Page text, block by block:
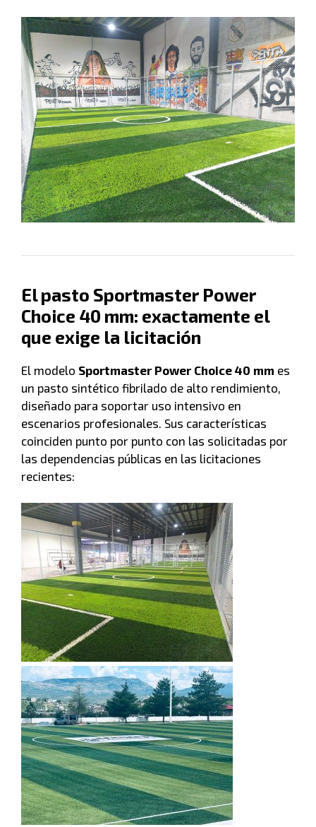
El pasto Sportmaster Power
Choice 40 mm: exactamente el
que exige la licitación
El modelo Sportmaster Power Choice 40 mm es
un pasto sintético fibrilado de alto rendimiento,
diseñado para soportar uso intensivo en
escenarios profesionales. Sus características
coinciden punto por punto con las solicitadas por
las dependencias públicas en las licitaciones
recientes: